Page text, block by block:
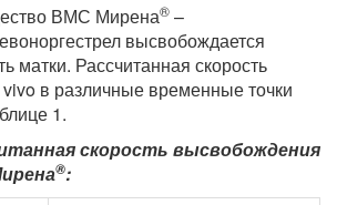
ВМС Мирена® –
высвобождается
матки. Рассчитанная скорость
в различные временные точки
1.
скорость высвобождения
®: